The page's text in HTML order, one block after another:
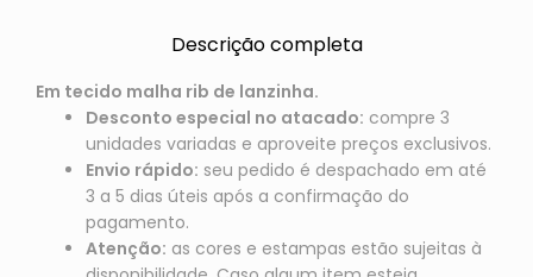
Descrição completa
Em tecido malha rib de lanzinha.
Desconto especial no atacado: compre 3
unidades variadas e aproveite preços exclusivos.
Envio rápido: seu pedido é despachado em até
3 a 5 dias úteis após a confirmação do
pagamento.
Atenção: as cores e estampas estão sujeitas à